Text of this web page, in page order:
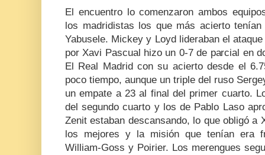
El encuentro lo comenzaron ambos
los madridistas los que más acierto
Yabusele. Mickey y Loyd lideraban el
por Xavi Pascual hizo un 0-7 de parcial en
El Real Madrid con su acierto desde el
poco tiempo, aunque un triple del ruso
un empate a 23 al final del primer cuarto.
del segundo cuarto y los de Pablo Laso
Zenit estaban descansando, lo que obligó a
los mejores y la misión que tenían era
William-Goss y Poirier. Los merengues